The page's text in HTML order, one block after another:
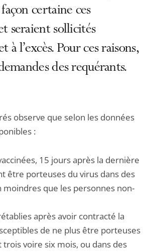
certaine ces
seraient sollicités
l’excès. Pour ces raisons,
des requérants.
observe que selon les données
:
15 jours après la dernière
être porteuses du virus dans des
que les personnes non-
après avoir contracté la
de ne plus être porteuses
voire six mois, ou dans des